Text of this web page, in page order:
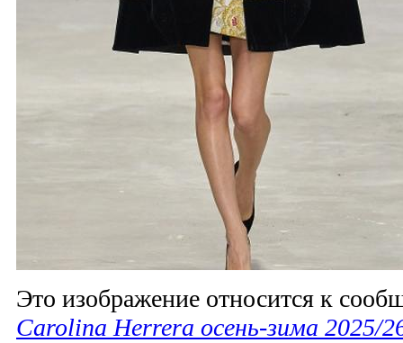
Это изображение относится к
Carolina Herrera осень-зима 2025/